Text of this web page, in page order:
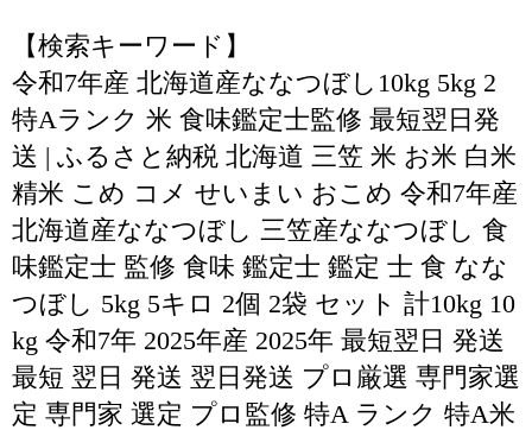
【検索キーワード】
令和7年産 北海道産ななつぼし10kg 5kg 2
特Aランク 米 食味鑑定士監修 最短翌日発
送 | ふるさと納税 北海道 三笠 米 お米 白米
精米 こめ コメ せいまい おこめ 令和7年産
北海道産ななつぼし 三笠産ななつぼし 食
味鑑定士 監修 食味 鑑定士 鑑定 士 食 なな
つぼし 5kg 5キロ 2個 2袋 セット 計10kg 10
kg 令和7年 2025年産 2025年 最短翌日 発送
最短 翌日 発送 翌日発送 プロ厳選 専門家選
定 専門家 選定 プロ監修 特A ランク 特A米